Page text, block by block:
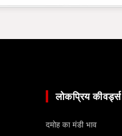
लोकप्रिय कीवर्ड्स
दमोह का मंडी भाव